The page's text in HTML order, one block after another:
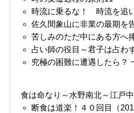
時流に乗るな！ 時流を追
佐久間象山に非業の最期を
苦しみのただ中にある方へ
占い師の役目～君子は占わ
究極の困難に遭遇したら？
食は命なり～水野南北～江戸
断食は道楽！４０回目（